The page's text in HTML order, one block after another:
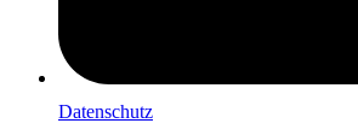
Datenschutz